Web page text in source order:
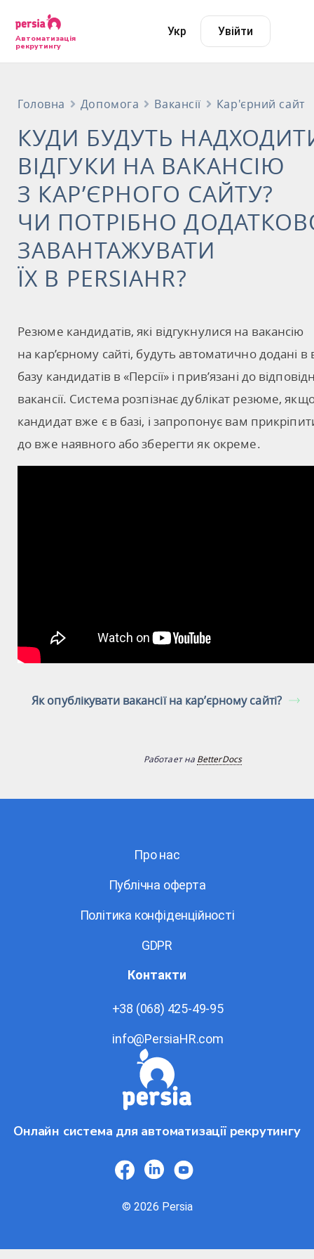
Автоматизація
рекрутингу
Укр Увійти
Головна Допомога Вакансії Кар'єрний сайт
КУДИ БУДУТЬ
ВІДГУКИ НА ВАКАНСІЮ
З КАР’ЄРНОГО САЙТУ?
ЧИ ПОТРІБНО
ЗАВАНТАЖУВАТИ
ЇХ В PERSIAHR?
Резюме кандидатів, які відгукнулися на вакансію
на кар’єрному сайті, будуть автоматично додані
базу кандидатів в «Персії» і прив’язані до
вакансії. Система розпізнає дублікат резюме,
кандидат вже є в базі, і запропонує вам
до вже наявного або зберегти як окреме.
Як опублікувати вакансії на кар’єрному сайті?
Работает на BetterDocs
Онлайн система для автоматизації рекрутингу
© 2026 Persia
Про нас
Публічна оферта
Політика конфіденційності
GDPR
Контакти
+38 (068) 425-49-95
info@PersiaHR.com